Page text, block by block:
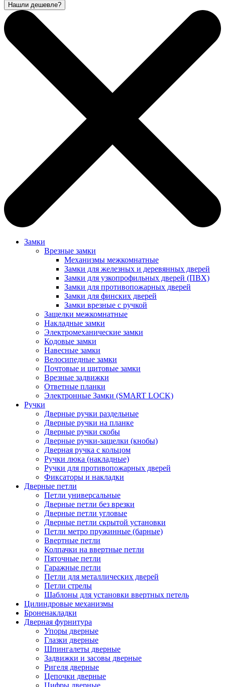
Нашли дешевле?
Замки
Врезные замки
Механизмы межкомнатные
Замки для железных и деревянных дверей
Замки для узкопрофильных дверей (ПВХ)
Замки для противопожарных дверей
Замки для финских дверей
Замки врезные с ручкой
Защелки межкомнатные
Накладные замки
Электромеханические замки
Кодовые замки
Навесные замки
Велосипедные замки
Почтовые и щитовые замки
Врезные задвижки
Ответные планки
Электронные Замки (SMART LOCK)
Ручки
Дверные ручки раздельные
Дверные ручки на планке
Дверные ручки скобы
Дверные ручки-защелки (кнобы)
Дверная ручка с кольцом
Ручки люка (накладные)
Ручки для противопожарных дверей
Фиксаторы и накладки
Дверные петли
Петли универсальные
Дверные петли без врезки
Дверные петли угловые
Дверные петли скрытой установки
Петли метро пружинные (барные)
Ввертные петли
Колпачки на ввертные петли
Пяточные петли
Гаражные петли
Петли для металлических дверей
Петли стрелы
Шаблоны для установки ввертных петель
Цилиндровые механизмы
Броненакладки
Дверная фурнитура
Упоры дверные
Глазки дверные
Шпингалеты дверные
Задвижки и засовы дверные
Ригеля дверные
Цепочки дверные
Цифры дверные